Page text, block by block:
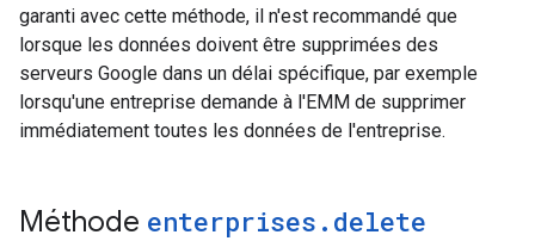
garanti avec cette méthode, il n'est recommandé que
lorsque les données doivent être supprimées des
serveurs Google dans un délai spécifique, par exemple
lorsqu'une entreprise demande à l'EMM de supprimer
immédiatement toutes les données de l'entreprise.
Méthode enterprises . delete